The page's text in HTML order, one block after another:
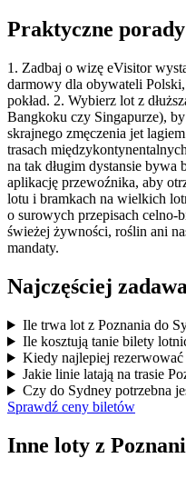
Praktyczne porady
1. Zadbaj o wizę eVisitor
darmowy dla obywateli
pokład. 2. Wybierz lot z
Bangkoku czy Singapurze),
skrajnego zmęczenia jet
trasach
na tak długim dystansie bywa
aplikację przewoźnika, aby
lotu i bramkach na wielkich
o surowych przepisach celno-
świeżej żywności, roślin ani
mandaty.
Najczęściej
Ile trwa lot z Poznania do
Ile kosztują tanie bilety
Kiedy najlepiej
Jakie linie latają na trasie
Czy do Sydney potrzebna
Sprawdź ceny biletów
Inne loty z